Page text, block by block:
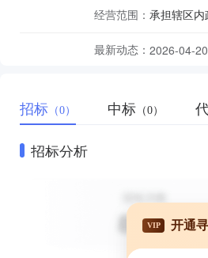
经营范围： 承担辖区
最新动态： 2026-04-
招标 （0） 中标 （0）
招标分析
VIP 开通